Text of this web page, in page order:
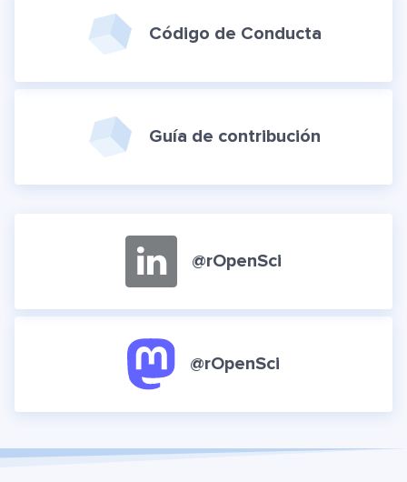
Guía de contribución
Código de Conducta
@rOpenSci
@rOpenSci